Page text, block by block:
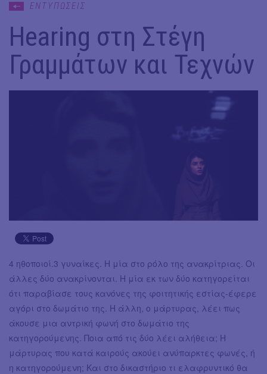
ΕΝΤΥΠΩΣΕΙΣ
Hearing στη Στέγη
Γραμμάτων και Τεχνών
4 ηθοποιοί.3 γυναίκες. Η μία στο ρόλο της ανακρίτριας. Οι
άλλες δύο ανακρίνονται. Η μία εκ των δύο κατηγορείται
ότι παραβίασε τους κανόνες της φοιτητικής εστίας-έφερε
αγόρι στο δωμάτιο της. Η άλλη, ο μάρτυρας, λέει πως
άκουσε μια αντρική φωνή στο δωμάτιο της
κατηγορούμενης. Ποια από τις δύο λέει αλήθεια; Η
μάρτυρας που κατά καιρούς ακούει ανύπαρκτες φωνές, ή
η κατηγορούμενη; Και στο δικαστήριο τι ελαφρυντικό θα